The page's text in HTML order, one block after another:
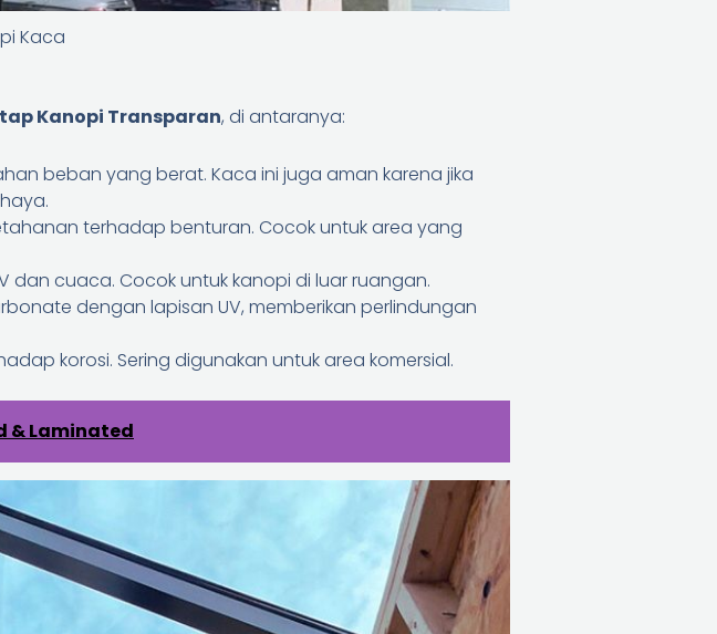
Kaca
Kanopi Transparan, di antaranya:
beban yang berat. Kaca ini juga aman karena jika
terhadap benturan. Cocok untuk area yang
dan cuaca. Cocok untuk kanopi di luar ruangan.
dengan lapisan UV, memberikan perlindungan
korosi. Sering digunakan untuk area komersial.
& Laminated